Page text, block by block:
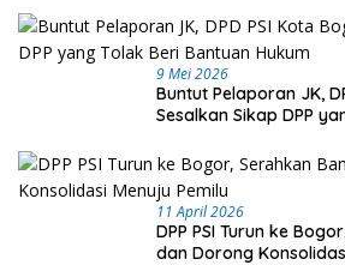
9 Mei 2026
Buntut Pelaporan JK,
Sesalkan Sikap DPP
11 April 2026
DPP PSI Turun ke
dan Dorong